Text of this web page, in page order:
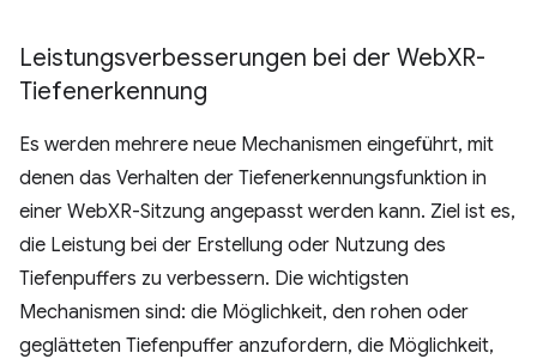
Leistungsverbesserungen bei der WebXR-
Tiefenerkennung
Es werden mehrere neue Mechanismen eingeführt, mit
denen das Verhalten der Tiefenerkennungsfunktion in
einer WebXR-Sitzung angepasst werden kann. Ziel ist es,
die Leistung bei der Erstellung oder Nutzung des
Tiefenpuffers zu verbessern. Die wichtigsten
Mechanismen sind: die Möglichkeit, den rohen oder
geglätteten Tiefenpuffer anzufordern, die Möglichkeit,